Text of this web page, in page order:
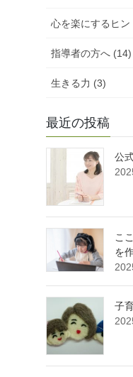
心を楽にするヒン
指導者の方へ (14)
生きる力 (3)
最近の投稿
公
こ
を
子